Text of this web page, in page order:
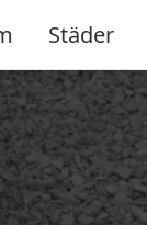
Städer